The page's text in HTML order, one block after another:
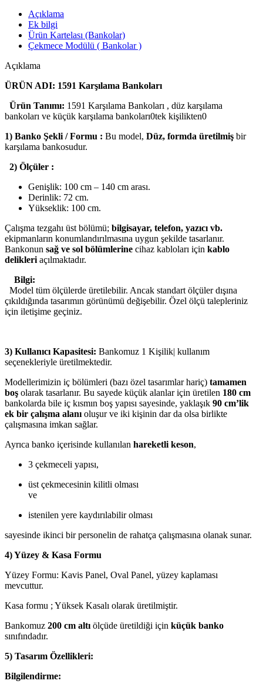
Açıklama
Ek bilgi
Ürün Kartelası (Bankolar)
Çekmece Modülü ( Bankolar )
Açıklama
ÜRÜN ADI: 1591 Karşılama Bankoları
Ürün Tanımı: 1591 Karşılama Bankoları , düz karşılama
bankoları ve küçük karşılama bankoları0tek kişilikten0
1) Banko Şekli / Formu : Bu model, Düz, formda üretilmiş bir
karşılama bankosudur.
2) Ölçüler :
Genişlik: 100 cm – 140 cm arası.
Derinlik: 72 cm.
Yükseklik: 100 cm.
Çalışma tezgahı üst bölümü; bilgisayar, telefon, yazıcı vb.
ekipmanların konumlandırılmasına uygun şekilde tasarlanır.
Bankonun sağ ve sol bölümlerine cihaz kabloları için kablo
delikleri açılmaktadır.
Bilgi:
Model tüm ölçülerde üretilebilir. Ancak standart ölçüler dışına
çıkıldığında tasarımın görünümü değişebilir. Özel ölçü talepleriniz
için iletişime geçiniz.
3) Kullanıcı Kapasitesi: Bankomuz 1 Kişilik| kullanım
seçenekleriyle üretilmektedir.
Modellerimizin iç bölümleri (bazı özel tasarımlar hariç) tamamen
boş olarak tasarlanır. Bu sayede küçük alanlar için üretilen 180 cm
bankolarda bile iç kısmın boş yapısı sayesinde, yaklaşık 90 cm’lik
ek bir çalışma alanı oluşur ve iki kişinin dar da olsa birlikte
çalışmasına imkan sağlar.
Ayrıca banko içerisinde kullanılan hareketli keson,
3 çekmeceli yapısı,
üst çekmecesinin kilitli olması
ve
istenilen yere kaydırılabilir olması
sayesinde ikinci bir personelin de rahatça çalışmasına olanak sunar.
4) Yüzey & Kasa Formu
Yüzey Formu: Kavis Panel, Oval Panel, yüzey kaplaması
mevcuttur.
Kasa formu ; Yüksek Kasalı olarak üretilmiştir.
Bankomuz 200 cm altı ölçüde üretildiği için küçük banko
sınıfındadır.
5) Tasarım Özellikleri:
Bilgilendirme: